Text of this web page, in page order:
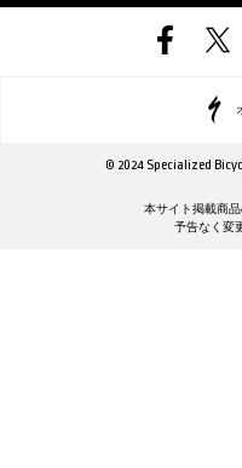
© 2024 Specialized
本サイト掲載商
予告なく変